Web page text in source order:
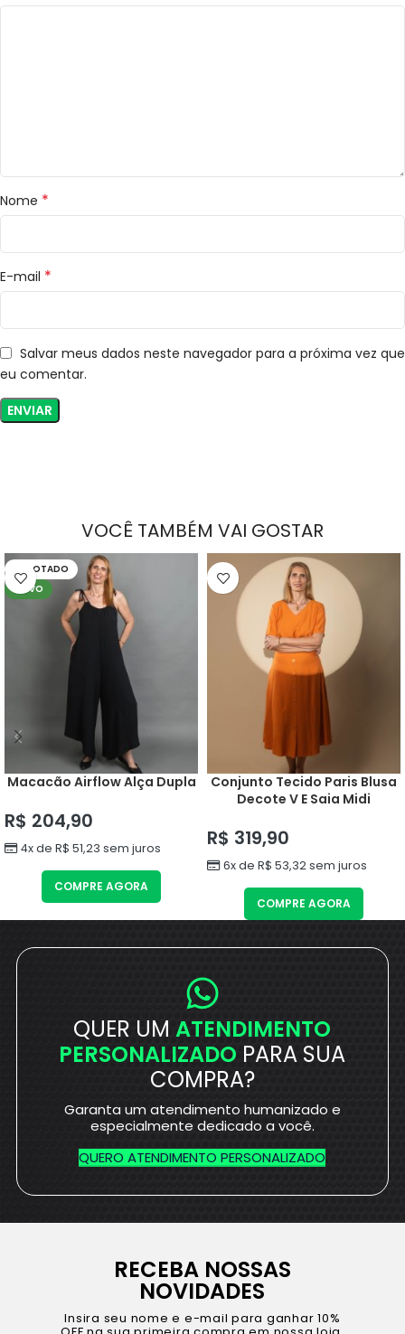
Nome *
E-mail *
Salvar meus dados neste navegador para a próxima vez que
eu comentar.
VOCÊ TAMBÉM VAI GOSTAR
ESGOTADO
NOVO
Macacão Airflow Alça Dupla
R$ 204,90
4x de R$ 51,23 sem juros
COMPRE AGORA
Conjunto Tecido Paris Blusa
Decote V E Saia Midi
R$ 319,90
6x de R$ 53,32sem juros
COMPRE AGORA
QUER UMATENDIMENTO
PERSONALIZADO PARA SUA
COMPRA?
Garanta um atendimento humanizado e
especialmente dedicado a você.
QUERO ATENDIMENTO PERSONALIZADO
RECEBA NOSSAS
NOVIDADES
Insira seu nome e e-mail para ganhar 10%